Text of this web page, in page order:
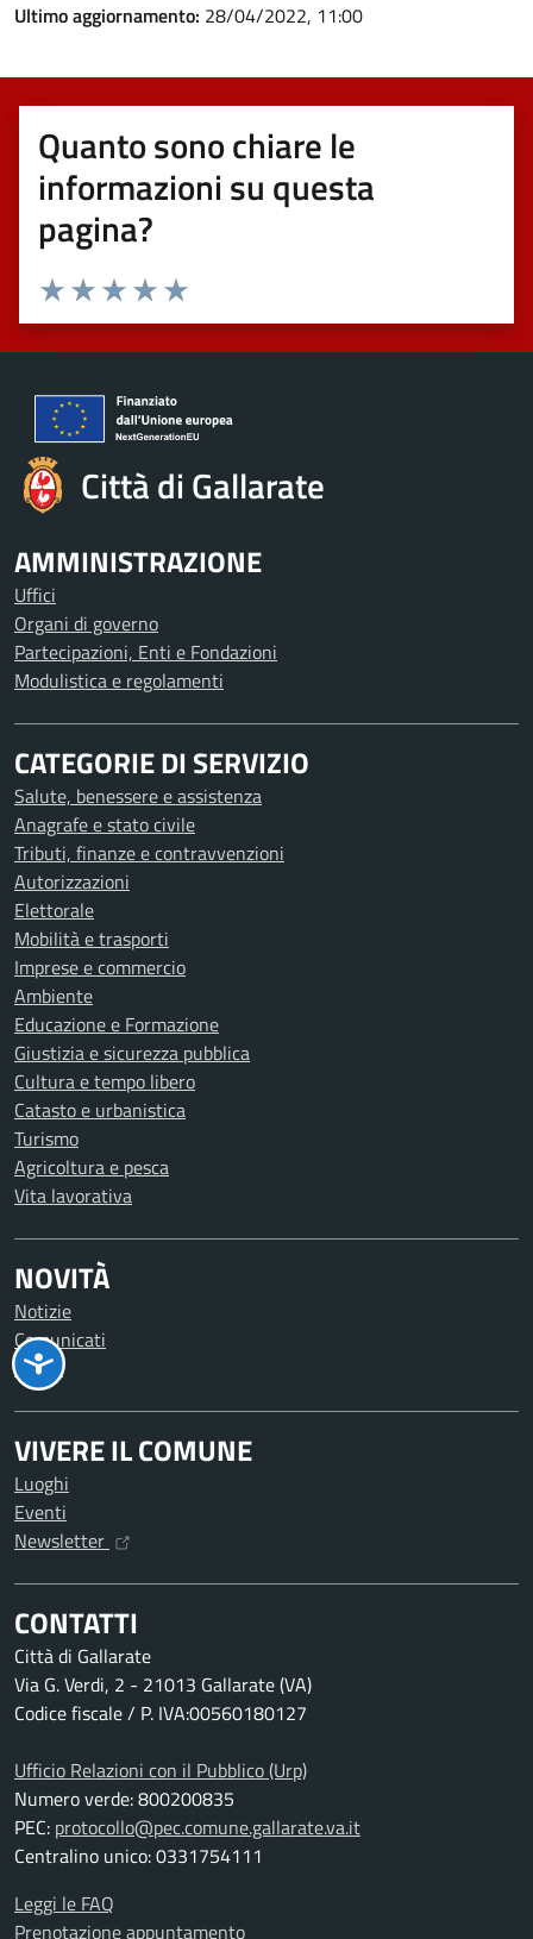
Ultimo aggiornamento: 28/04/2022, 11:00
Quanto sono chiare le
informazioni su questa
pagina?
Valuta 5 stelle su 5
Valuta 4 stelle su 5
Valuta 3 stelle su 5
Valuta 2 stelle su 5
Valuta 1 stelle su 5
Città di Gallarate
AMMINISTRAZIONE
Uffici
Organi di governo
Partecipazioni, Enti e Fondazioni
Modulistica e regolamenti
CATEGORIE DI SERVIZIO
Salute, benessere e assistenza
Anagrafe e stato civile
Tributi, finanze e contravvenzioni
Autorizzazioni
Elettorale
Mobilità e trasporti
Imprese e commercio
Ambiente
Educazione e Formazione
Giustizia e sicurezza pubblica
Cultura e tempo libero
Catasto e urbanistica
Turismo
Agricoltura e pesca
Vita lavorativa
NOVITÀ
Notizie
Comunicati
Avvisi
VIVERE IL COMUNE
Luoghi
Eventi
Newsletter
CONTATTI
Città di Gallarate
Via G. Verdi, 2 - 21013 Gallarate (VA)
Codice fiscale / P. IVA:00560180127
Ufficio Relazioni con il Pubblico (Urp)
Numero verde: 800200835
PEC: protocollo@pec.comune.gallarate.va.it
Centralino unico: 0331754111
Leggi le FAQ
Prenotazione appuntamento